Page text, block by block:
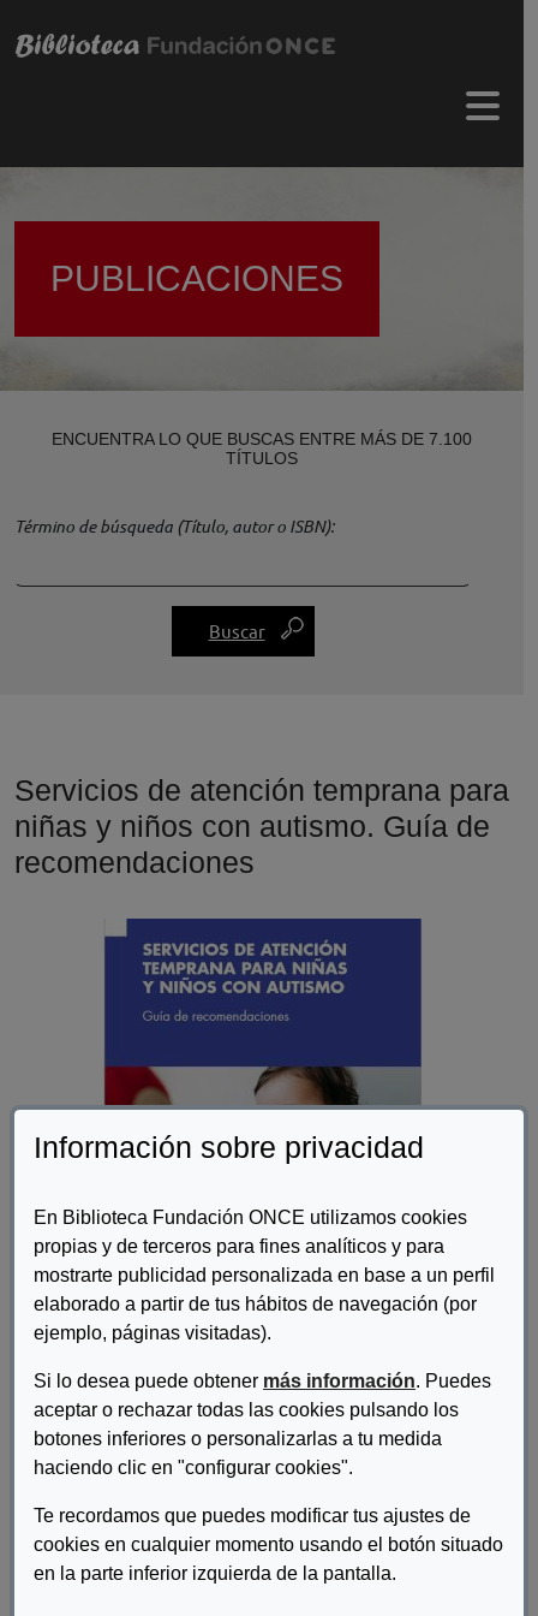
Información sobre privacidad
En Biblioteca Fundación ONCE utilizamos cookies
propias y de terceros para fines analíticos y para
mostrarte publicidad personalizada en base a un perfil
elaborado a partir de tus hábitos de navegación (por
ejemplo, páginas visitadas).
Si lo desea puede obtener más información. Puedes
aceptar o rechazar todas las cookies pulsando los
botones inferiores o personalizarlas a tu medida
haciendo clic en "configurar cookies".
Te recordamos que puedes modificar tus ajustes de
cookies en cualquier momento usando el botón situado
en la parte inferior izquierda de la pantalla.
PUBLICACIONES
ENCUENTRA LO QUE BUSCAS ENTRE MÁS DE 7.100
TÍTULOS
Término de búsqueda (Título, autor o ISBN)
Servicios de atención temprana para
niñas y niños con autismo. Guía de
recomendaciones
Confederación Autismo España
Descripcion:
la situación de la atención temprana para las personas con
autismo en España, revisar los modelos que actualmente
cuentan con evidencia sobre su efectividad como prácticas